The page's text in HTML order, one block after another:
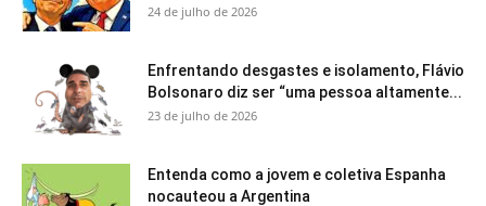
24 de julho de 2026
Enfrentando desgastes e isolamento, Flávio
Bolsonaro diz ser “uma pessoa altamente...
23 de julho de 2026
Entenda como a jovem e coletiva Espanha
nocauteou a Argentina